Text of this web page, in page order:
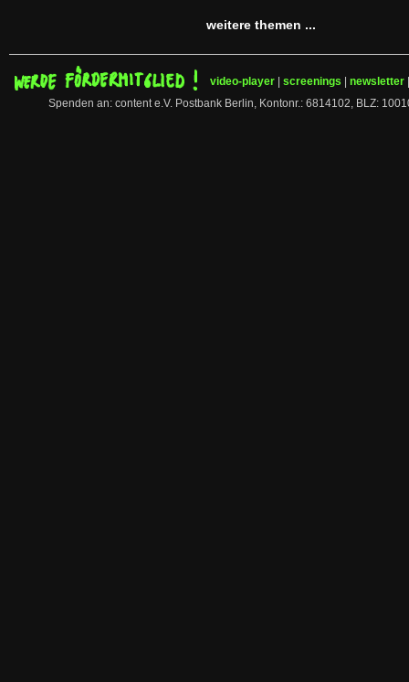
weitere themen ...
video-player screenings newsletter
Spenden an: content e.V. Postbank Berlin, Kontonr.: 6814102, BLZ: